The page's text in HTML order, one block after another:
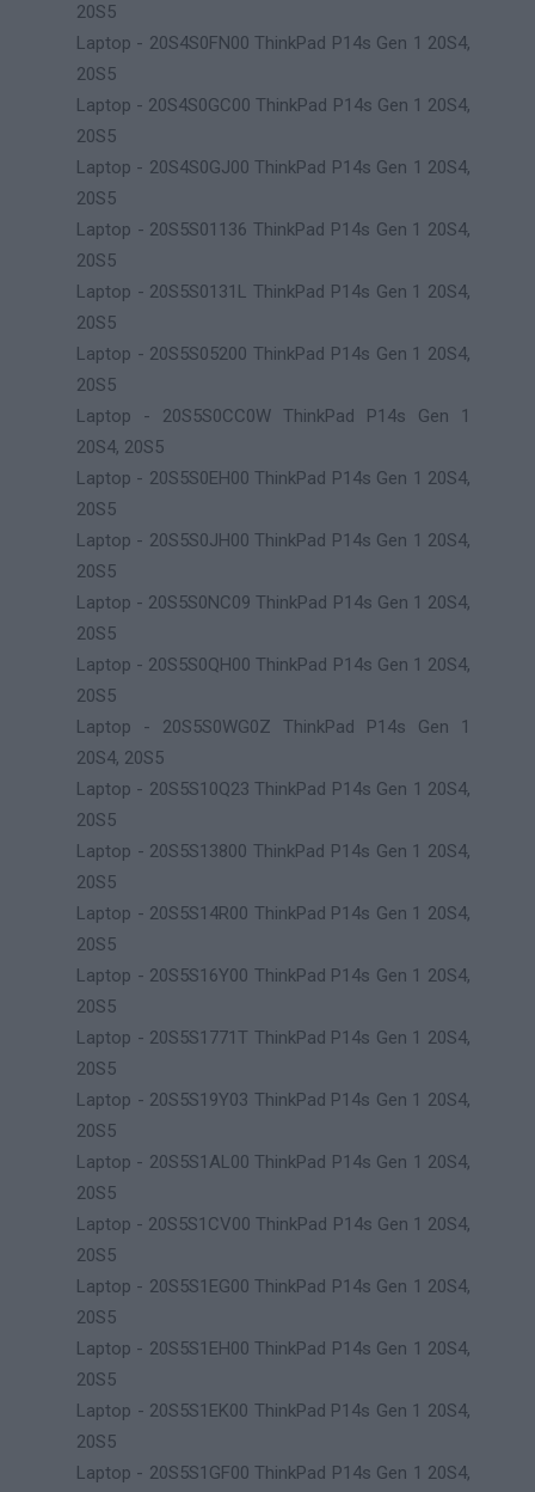
20S5
Laptop - 20S4S0FN00 ThinkPad P14s Gen 1 20S4,
20S5
Laptop - 20S4S0GC00 ThinkPad P14s Gen 1 20S4,
20S5
Laptop - 20S4S0GJ00 ThinkPad P14s Gen 1 20S4,
20S5
Laptop - 20S5S01136 ThinkPad P14s Gen 1 20S4,
20S5
Laptop - 20S5S0131L ThinkPad P14s Gen 1 20S4,
20S5
Laptop - 20S5S05200 ThinkPad P14s Gen 1 20S4,
20S5
Laptop - 20S5S0CC0W ThinkPad P14s Gen 1
20S4, 20S5
Laptop - 20S5S0EH00 ThinkPad P14s Gen 1 20S4,
20S5
Laptop - 20S5S0JH00 ThinkPad P14s Gen 1 20S4,
20S5
Laptop - 20S5S0NC09 ThinkPad P14s Gen 1 20S4,
20S5
Laptop - 20S5S0QH00 ThinkPad P14s Gen 1 20S4,
20S5
Laptop - 20S5S0WG0Z ThinkPad P14s Gen 1
20S4, 20S5
Laptop - 20S5S10Q23 ThinkPad P14s Gen 1 20S4,
20S5
Laptop - 20S5S13800 ThinkPad P14s Gen 1 20S4,
20S5
Laptop - 20S5S14R00 ThinkPad P14s Gen 1 20S4,
20S5
Laptop - 20S5S16Y00 ThinkPad P14s Gen 1 20S4,
20S5
Laptop - 20S5S1771T ThinkPad P14s Gen 1 20S4,
20S5
Laptop - 20S5S19Y03 ThinkPad P14s Gen 1 20S4,
20S5
Laptop - 20S5S1AL00 ThinkPad P14s Gen 1 20S4,
20S5
Laptop - 20S5S1CV00 ThinkPad P14s Gen 1 20S4,
20S5
Laptop - 20S5S1EG00 ThinkPad P14s Gen 1 20S4,
20S5
Laptop - 20S5S1EH00 ThinkPad P14s Gen 1 20S4,
20S5
Laptop - 20S5S1EK00 ThinkPad P14s Gen 1 20S4,
20S5
Laptop - 20S5S1GF00 ThinkPad P14s Gen 1 20S4,